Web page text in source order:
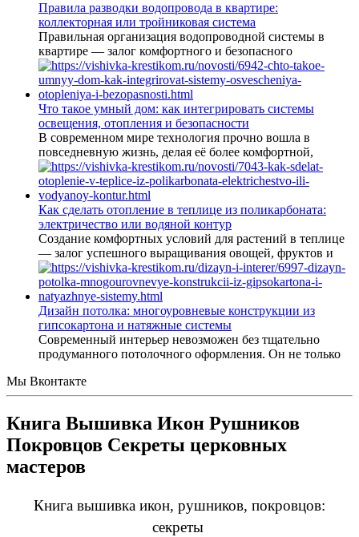
Правила разводки водопровода в квартире:
коллекторная или тройниковая система
Правильная организация водопроводной системы в
квартире — залог комфортного и безопасного
Что такое умный дом: как интегрировать системы
освещения, отопления и безопасности
В современном мире технология прочно вошла в
повседневную жизнь, делая её более комфортной,
Как сделать отопление в теплице из поликарбоната:
электричество или водяной контур
Создание комфортных условий для растений в теплице
— залог успешного выращивания овощей, фруктов и
Дизайн потолка: многоуровневые конструкции из
гипсокартона и натяжные системы
Современный интерьер невозможен без тщательно
продуманного потолочного оформления. Он не только
Мы Вконтакте
Книга Вышивка Икон Рушников
Покровцов Секреты церковных
мастеров
Книга вышивка икон, рушников, покровцов:
секреты